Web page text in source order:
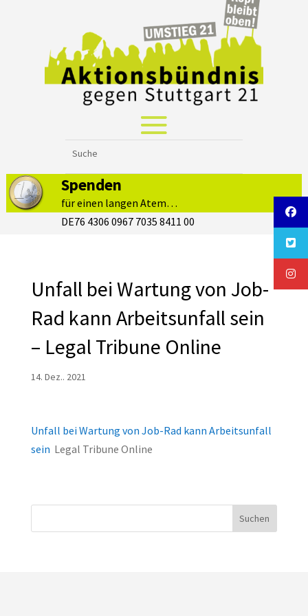
Spenden
für einen langen Atem…
DE76 4306 0967 7035 8411 00
Unfall bei Wartung von Job-
Rad kann Arbeitsunfall sein
– Legal Tribune Online
14. Dez.. 2021
Unfall bei Wartung von Job-Rad kann Arbeitsunfall
sein Legal Tribune Online
Suchen